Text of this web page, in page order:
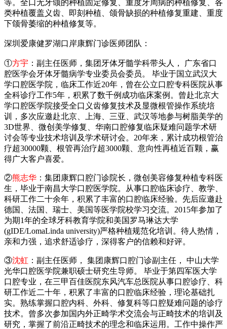
等。全口无牙颌的种植固定修复、重度牙周病的种植修复、各
类种植覆盖义齿、即刻种植、颌骨缺损的种植修复重建、重度
下颌骨萎缩的种植修复等。
深圳爱康健罗湖口岸康辉门诊医师团队：
①方宇 ：副主任医师，集团牙体牙髓学科带头人， 广东省口
腔医学会牙体牙髓病学专业委员会委员。 毕业于国立武汉大
学口腔医学院，临床工作近20年，曾在公立口腔专科医院从事
全科诊疗工作5年，积累了数千例成功临床案例。曾赴北京大
学口腔医学院接受全口义齿修复技术及显微根管操作系统培
训，多次应邀赴北京、上海、三亚、武汉等地参与树脂美学的
3D世界、微创美学修复、华南口腔修复临床疑难问题学术研
讨会等专业技术培训及学术研讨会。20年来，累计成功根管治
疗超30000颗、根管再治疗超3000颗、意向性再植近百颗，赢
得广大客户喜爱。
②熊志华 ：集团康辉口腔门诊院长，微创美容修复种植专科医
生，毕业于南昌大学口腔医学院。从事口腔临床诊疗、教学、
科研工作二十余年，积累了丰富的口腔临床经验。先后应邀赴
德国、法国、瑞士、美国等医学院校学习交流。2015年参加了
为期1年的全球牙科教育学院和美国罗马琳达大学
(gIDE/LomaLinda university)严格种植规范化培训。待人热情，
亲和力强，追求舒适诊疗，深得客户的信赖和好评。
③沈虹 ：副主任医师， 集团康辉口腔门诊副主任， 中山大学
光华口腔医学院兼职硕士研究生导师。 毕业于第四军医大学
口腔专业，在三甲百佳医院东风汽车总医院从事口腔诊疗、科
研工作近二十年，积累了丰富的口腔临床经验，理论基础扎
实。熟练掌握口腔内科、外科、修复科等口腔疑难问题的诊疗
技术。曾多次参加国内外正畸学术交流会与正畸技术的培训及
研究，掌握了前沿正畸技术的理念和临床运用。工作中操作严